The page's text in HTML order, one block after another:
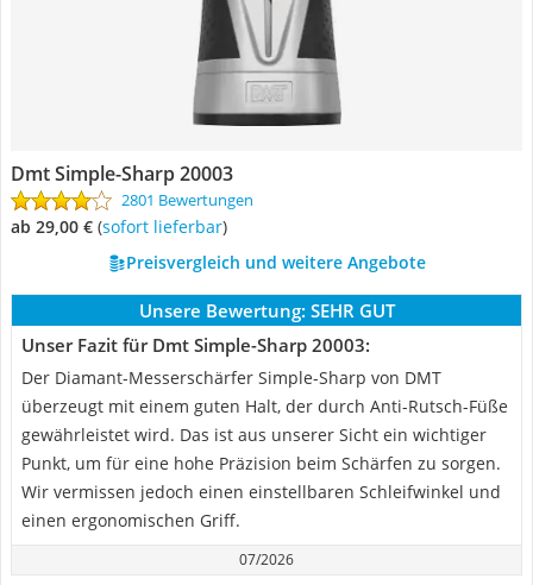
Dmt Simple-Sharp 20003
2801 Bewertungen
ab 29,00 € ( Sofort lieferbar)
Preisvergleich und weitere Angebote
Unsere Bewertung: SEHR GUT
Unser Fazit für Dmt Simple-Sharp 20003:
Der Diamant-Messerschärfer Simple-Sharp von DMT
überzeugt mit einem guten Halt, der durch Anti-Rutsch-Füße
gewährleistet wird. Das ist aus unserer Sicht ein wichtiger
Punkt, um für eine hohe Präzision beim Schärfen zu sorgen.
Wir vermissen jedoch einen einstellbaren Schleifwinkel und
einen ergonomischen Griff.
07/2026